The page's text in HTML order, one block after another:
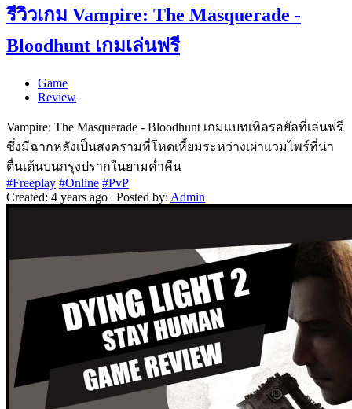
รีวิวเกม Vampire: The Masquerade -
Bloodhunt เกมเล่นฟรี
Game
Review
Vampire: The Masquerade - Bloodhunt เกมแบทเทิลรอยัลที่เล่นฟรี
ซึ่งมีฉากหลังเป็นสงครามที่โหดเหี้ยมระหว่างเผ่าแวมไพร์ที่น่า
ตื่นเต้นบนกรุงปรากในยามค่ำคืน
#Freeplay #Online #PvP
Created: 4 years ago | Posted by: Admin